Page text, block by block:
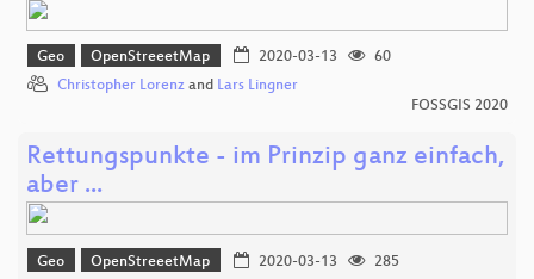
Geo OpenStreeetMap 2020-03-13
60
Christopher Lorenz and Lars Lingner
FOSSGIS 2020
Rettungspunkte - im Prinzip ganz einfach,
aber ...
Geo OpenStreeetMap 2020-03-13
285